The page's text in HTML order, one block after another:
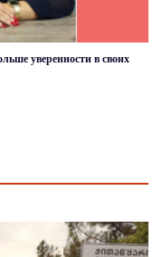
уверенности в своих